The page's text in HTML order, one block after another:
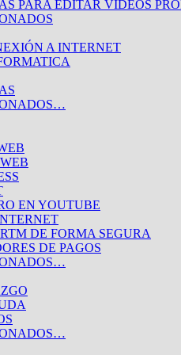
PARA EDITAR VIDEOS
A INTERNET
EN YOUTUBE
DE FORMA SEGURA
DE PAGOS